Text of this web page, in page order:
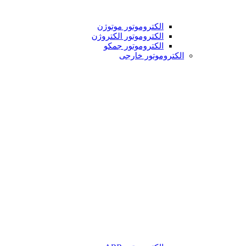
الکتروموتور موتوژن
الکتروموتور الکتروژن
الکتروموتور جمکو
الکتروموتور خارجی